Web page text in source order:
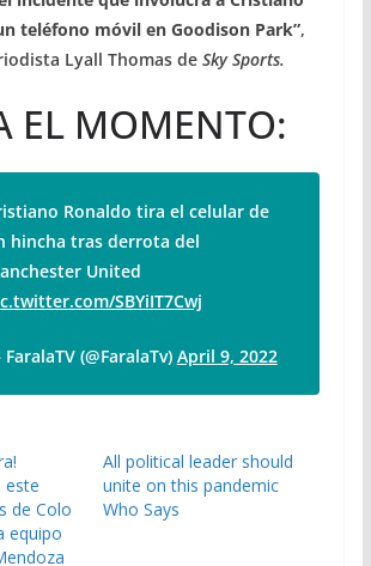
teléfono móvil en Goodison Park”,
Lyall Thomas de Sky Sports.
EL MOMENTO:
Ronaldo tira el celular de
hincha tras derrota del
United
SBYiIT7Cwj
(@FaralaTv) April 9, 2022
este
de Colo
equipo
All political leader should
unite on this pandemic
Who Says